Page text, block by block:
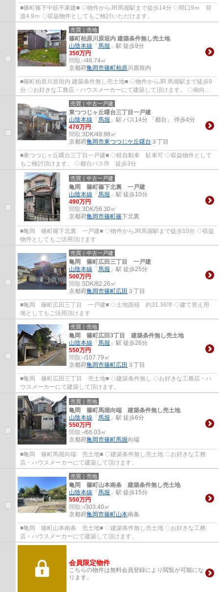
■篠町篠下中筋平家建■ ◇物件からJR馬堀駅まで徒歩14分 ◇間口9ｍ 前
道4.9ｍ ◇収益物件としてもご検討いただけます。
売買｜売地
篠町柏原川原垣内 建築条件無し売土地
山陰本線 「馬堀 」駅 徒歩9分
350万円
間取:-/46.74㎡
京都府亀岡市篠町柏原 川原垣内
■篠町柏原川原垣内 建築条件無し売土地■ ◇物件からJR 馬堀駅まで徒歩9
分 ◇お好きな工務店・ハウスメーカーにて建築して頂けます。 ◇南向き
につき陽当たり・通風良好です。
売買｜中古一戸建
東つつじヶ丘曙台三丁目一戸建
山陰本線 「馬堀 」駅 バス14分 「都台」 停歩4分
470万円
間取:3DK/48.98㎡
京都府亀岡市東つつじケ丘曙台 ３丁目
■東つつじヶ丘曙台三丁目一戸建■ ◇軽自動車 駐車可 ◇収益物件として
もご検討頂けます。 ◇都台バス停 徒歩3分
売買｜中古一戸建
亀岡 篠町篠下北裏 一戸建
山陰本線 「馬堀 」駅 徒歩10分
490万円
間取:3DK/56.30㎡
京都府亀岡市篠町篠下北裏
■亀岡 篠町篠下北裏 一戸建■ ◇物件からJR馬堀駅まで徒歩10分 ◇収益
物件としてもご活用頂けます
売買｜中古一戸建
亀岡 篠町広田三丁目 一戸建
山陰本線 「馬堀 」駅 徒歩25分
500万円
間取:5DK/82.26㎡
京都府亀岡市篠町広田 ３丁目
■亀岡 篠町広田三丁目 一戸建■ ◇土地面積 約31.36坪 ◇建て替え用
地としてもご活用頂けます
売買｜売地
亀岡 篠町広田3丁目 建築条件無し売土地
山陰本線 「馬堀 」駅 徒歩26分
550万円
間取:-/107.79㎡
京都府亀岡市篠町広田 ３丁目
■亀岡 篠町広田三丁目 売土地■ ◇建築条件無し ◇お好きな工務店・ハ
ウスメーカーにて建築して頂けます。
売買｜売地
亀岡 篠町馬堀向端 建築条件無し売土地
山陰本線 「馬堀 」駅 徒歩6分
550万円
間取:-/66.03㎡
京都府亀岡市篠町馬堀向端
■亀岡 篠町馬堀向端 売土地■ ◇建築条件無し売土地 ◇お好きな工務
店・ハウスメーカーにて建築して頂けます。
売買｜売地
亀岡 篠町山本南条 建築条件無し売土地
山陰本線 「馬堀 」駅 徒歩15分
550万円
間取:-/303.40㎡
京都府亀岡市篠町山本南条
■亀岡 篠町山本南条 売土地■ ◇建築条件無し売土地 ◇お好きな工務
店・ハウスメーカーにて建築して頂けます。
会員限定物件
こちらの物件は無料会員登録により閲覧が可能にな
ります。